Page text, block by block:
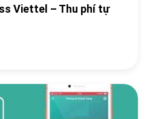
Viettel – Thu phí tự